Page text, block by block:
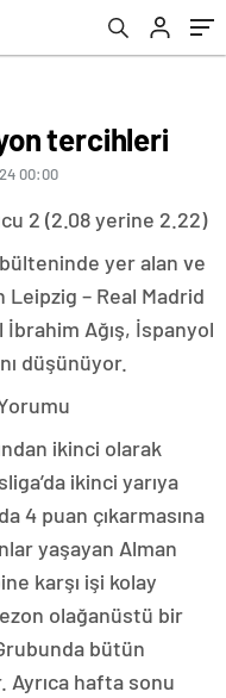
tercihleri
00:00
2 (2.08 yerine 2.22)
bülteninde yer alan ve
Leipzig – Real Madrid
İbrahim Ağış, İspanyol
düşünüyor.
ikinci olarak
ikinci yarıya
4 puan çıkarmasına
yaşayan Alman
karşı işi kolay
olağanüstü bir
bütün
Ayrıca hafta sonu